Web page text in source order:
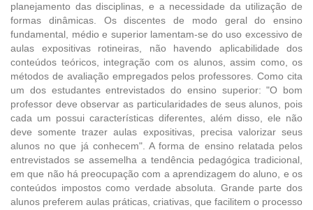
planejamento das disciplinas, e a necessidade da utilização de
formas dinâmicas. Os discentes de modo geral do ensino
fundamental, médio e superior lamentam-se do uso excessivo de
aulas expositivas rotineiras, não havendo aplicabilidade dos
conteúdos teóricos, integração com os alunos, assim como, os
métodos de avaliação empregados pelos professores. Como cita
um dos estudantes entrevistados do ensino superior: "O bom
professor deve observar as particularidades de seus alunos, pois
cada um possui características diferentes, além disso, ele não
deve somente trazer aulas expositivas, precisa valorizar seus
alunos no que já conhecem". A forma de ensino relatada pelos
entrevistados se assemelha a tendência pedagógica tradicional,
em que não há preocupação com a aprendizagem do aluno, e os
conteúdos impostos como verdade absoluta. Grande parte dos
alunos preferem aulas práticas, criativas, que facilitem o processo